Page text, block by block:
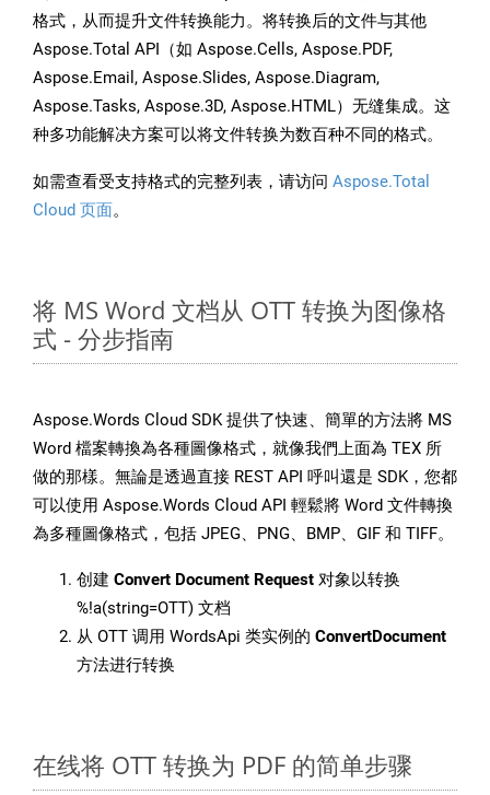
格式，从而提升文件转换能力。将转换后的文件与其他
Aspose.Total API（如 Aspose.Cells, Aspose.PDF,
Aspose.Email, Aspose.Slides, Aspose.Diagram,
Aspose.Tasks, Aspose.3D, Aspose.HTML）无缝集成。这
种多功能解决方案可以将文件转换为数百种不同的格式。
如需查看受支持格式的完整列表，请访问 Aspose.Total
Cloud 页面。
将 MS Word 文档从 OTT 转换为图像格
式 - 分步指南
Aspose.Words Cloud SDK 提供了快速、簡單的方法將 MS
Word 檔案轉換為各種圖像格式，就像我們上面為 TEX 所
做的那樣。無論是透過直接 REST API 呼叫還是 SDK，您都
可以使用 Aspose.Words Cloud API 輕鬆將 Word 文件轉換
為多種圖像格式，包括 JPEG、PNG、BMP、GIF 和 TIFF。
创建 Convert Document Request 对象以转换
%!a(string=OTT) 文档
从 OTT 调用 WordsApi 类实例的 ConvertDocument
方法进行转换
在线将 OTT 转换为 PDF 的简单步骤